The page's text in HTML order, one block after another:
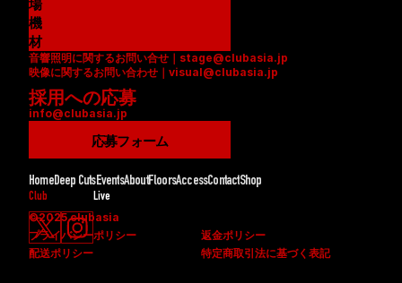
場
資
料
(
P
D
F
機
材
リ
ス
ト
(
D
F
)
音響照明に関するお問い合せ｜stage@clubasia.jp
映像に関するお問い合わせ｜visual@clubasia.jp
採用への応募
info@clubasia.jp
応募フォーム
HomeDeep CutsEventsAboutFloorsAccessContactShop
Club Live
©2025 clubasia
プライバシーポリシー
返金ポリシー
配送ポリシー
特定商取引法に基づく表記